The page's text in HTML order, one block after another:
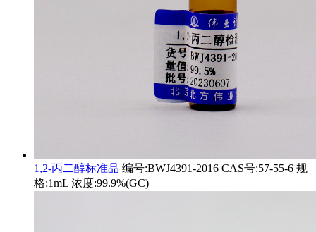
1,2-丙二醇标准品 编号:BWJ4391-2016 CAS号:57-55-6 规
格:1mL 浓度:99.9%(GC)